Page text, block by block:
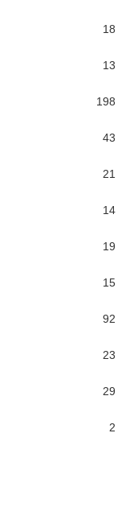
18
13
198
43
21
14
19
15
92
23
29
2